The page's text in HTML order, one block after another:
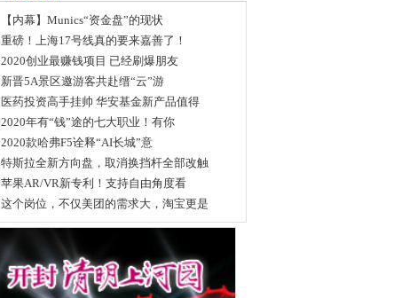
【内幕】Munics“资金盘”的现状
重磅！上海17号线真的要来嘉善了！
2020创业最赚钱项目 已经刷爆朋友
新晋5A景区邀游客共赴缙“云”游
医药投资高手挂帅 华安基金新产品值得
2020年有“钱”途的七大职业！有你
2020款哈弗F5诠释“AI长城”意
特斯拉全新方向盘，取消换挡杆全部改触
苹果AR/VR新专利！支持自由角度看
这个岗位，不仅美团的需求大，淘宝更是